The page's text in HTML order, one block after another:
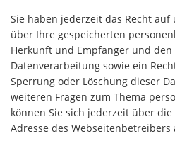
Sie haben jederzeit das Recht
über Ihre gespeicherten
Herkunft und Empfänger und den
Datenverarbeitung sowie ein
Sperrung oder Löschung dieser
weiteren Fragen zum Thema
können Sie sich jederzeit über
Adresse des Webseitenbetreibers